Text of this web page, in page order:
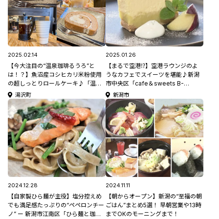
2025.02.14
【今大注目の“温泉珈琲るうろ”と
は！？】魚沼産コシヒカリ米粉使用
の超しっとりロールケーキ♪「温泉
珈琲水屋」 《越後湯沢駅チカグルメ
＆スポット》 #新潟観光
湯沢町
2025.01.26
【まるで空港⁉】空港ラウンジのよ
うなカフェでスイーツを堪能♪新潟
市中央区「cafe＆sweets B-
Point」
新潟市
2024.12.28
【自家製ひら麺が主役】塩分控えめ
でも満足感たっぷりの“ペペロンチー
ノ” ー 新潟市江南区「ひら麺と珈琲
2024.11.11
【朝からオープン】新潟の“至福の朝
ごはん”まとめ5選！ 早朝営業や13時
までOKのモーニングまで！